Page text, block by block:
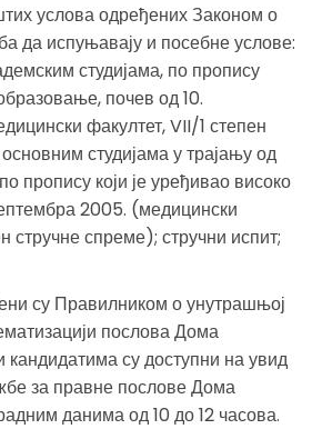
услова одређених Законом о
да испуњавају и посебне услове:
студијама, по пропису
почев од 10.
факултет, VII/1 степен
студијама у трајању од
пропису који је уређивао високо
2005. (медицински
стручне спреме); стручни испит;
су Правилником о унутрашњој
послова Дома
су доступни на увид
за правне послове Дома
данима од 10 до 12 часова.